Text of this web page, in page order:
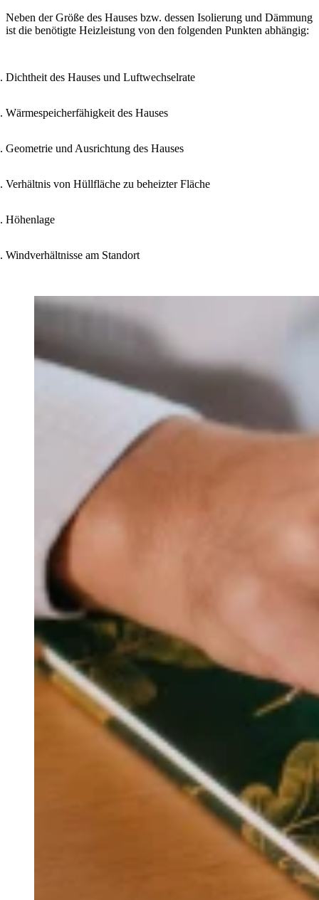
Neben der Größe des Hauses bzw. dessen Isolierung und Dämmung
ist die benötigte Heizleistung von den folgenden Punkten abhängig:
Dichtheit des Hauses und Luftwechselrate
Wärmespeicherfähigkeit des Hauses
Geometrie und Ausrichtung des Hauses
Verhältnis von Hüllfläche zu beheizter Fläche
Höhenlage
Windverhältnisse am Standort